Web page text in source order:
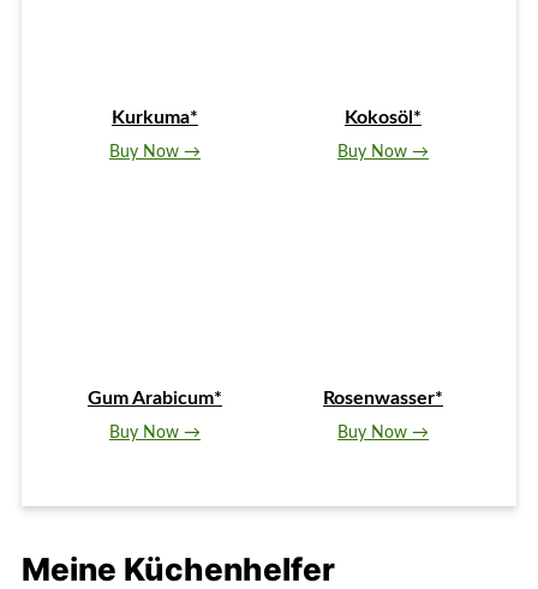
Kurkuma*
Buy Now →
Kokosöl*
Buy Now →
Gum Arabicum*
Buy Now →
Rosenwasser*
Buy Now →
Meine Küchenhelfer